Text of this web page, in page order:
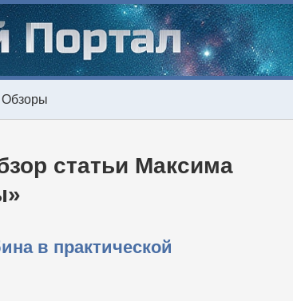
Обзоры
статьи Максима
в практической